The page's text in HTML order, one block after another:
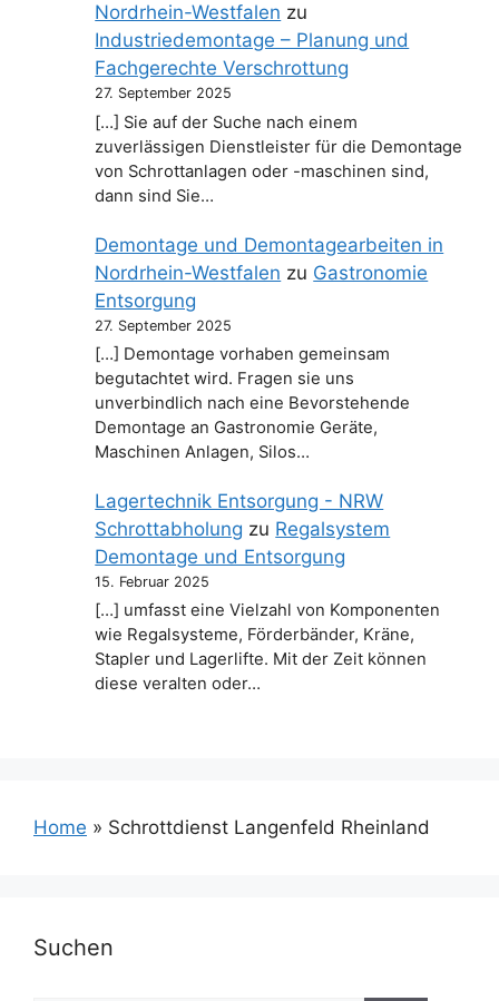
Nordrhein-Westfalen zu
Industriedemontage – Planung und
Fachgerechte Verschrottung
27. September 2025
[…] Sie auf der Suche nach einem
zuverlässigen Dienstleister für die Demontage
von Schrottanlagen oder -maschinen sind,
dann sind Sie…
Demontage und Demontagearbeiten in
Nordrhein-Westfalen zu Gastronomie
Entsorgung
27. September 2025
[…] Demontage vorhaben gemeinsam
begutachtet wird. Fragen sie uns
unverbindlich nach eine Bevorstehende
Demontage an Gastronomie Geräte,
Maschinen Anlagen, Silos…
Lagertechnik Entsorgung - NRW
Schrottabholung zu Regalsystem
Demontage und Entsorgung
15. Februar 2025
[…] umfasst eine Vielzahl von Komponenten
wie Regalsysteme, Förderbänder, Kräne,
Stapler und Lagerlifte. Mit der Zeit können
diese veralten oder…
Home » Schrottdienst Langenfeld Rheinland
Suchen